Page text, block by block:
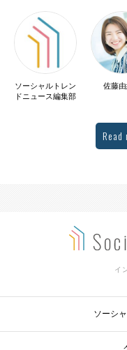
ソーシャルトレン
ドニュース編集部
佐藤
Read
イ
ソーシ